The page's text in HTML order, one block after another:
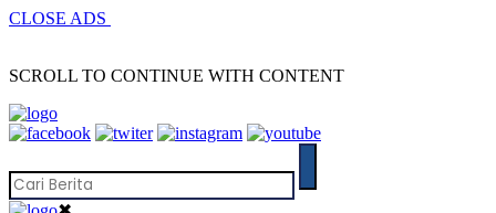
CLOSE ADS
SCROLL TO CONTINUE WITH CONTENT